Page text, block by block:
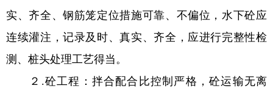
实、齐全、钢筋笼定位措施可靠、不偏位，水下砼应
连续灌注，记录及时、真实、齐全，应进行完整性检
测、桩头处理工艺得当。
２.砼工程：拌合配合比控制严格，砼运输无离